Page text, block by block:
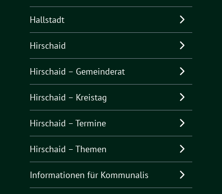
Hallstadt
Hirschaid
Hirschaid – Gemeinderat
Hirschaid – Kreistag
Hirschaid – Termine
Hirschaid – Themen
Informationen für Kommunalis